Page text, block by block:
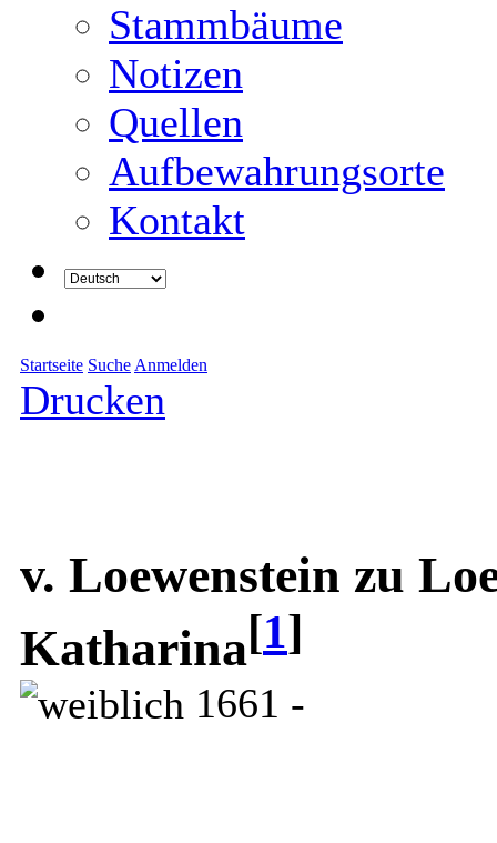
Stammbäume
Notizen
Quellen
Aufbewahrungsorte
Kontakt
Startseite Suche Anmelden
Drucken
v. Loewenstein zu
Katharina[1]
1661 -